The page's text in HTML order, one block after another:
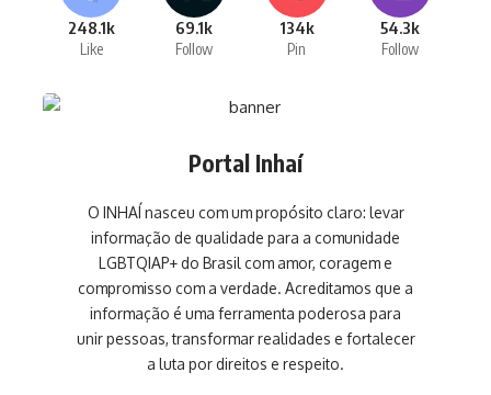
248.1k
Like
69.1k
Follow
134k
Pin
54.3k
Follow
Portal Inhaí
O INHAÍ nasceu com um propósito claro: levar
informação de qualidade para a comunidade
LGBTQIAP+ do Brasil com amor, coragem e
compromisso com a verdade. Acreditamos que a
informação é uma ferramenta poderosa para
unir pessoas, transformar realidades e fortalecer
a luta por direitos e respeito.